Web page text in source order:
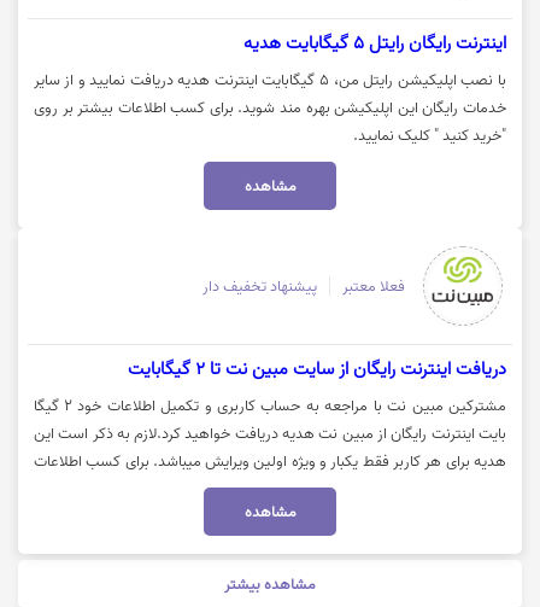
اینترنت رایگان رایتل 5 گیگابایت هدیه
با نصب اپلیکیشن رایتل من، 5 گیگابایت اینترنت هدیه دریافت نمایید و از سایر
خدمات رایگان این اپلیکیشن بهره مند شوید. برای کسب اطلاعات بیشتر بر روی
"خرید کنید " کلیک نمایید.
مشاهده
فعلا معتبر پیشنهاد تخفیف دار
دریافت اینترنت رایگان از سایت مبین نت تا 2 گیگابایت
مشترکین مبین نت با مراجعه به حساب کاربری و تکمیل اطلاعات خود 2 گیگا
بایت اینترنت رایگان از مبین نت هدیه دریافت خواهید کرد.لازم به ذکر است این
هدیه برای هر کاربر فقط یکبار و ویژه اولین ویرایش میباشد. برای کسب اطلاعات
بیشتر بر روی "خرید کنید" کلیک نموده و وارد حساب کاربری خود شوید.
مشاهده
مشاهده بیشتر